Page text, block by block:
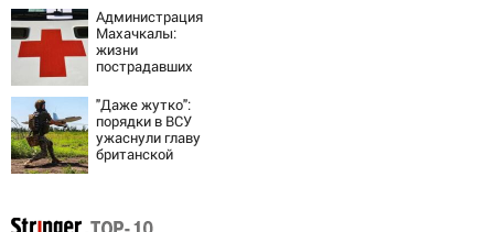
бездействие
против Трампа
Администрация
Махачкалы:
жизни
пострадавших
лифта ничто не
угрожает
"Даже жутко":
порядки в ВСУ
ужаснули главу
британской